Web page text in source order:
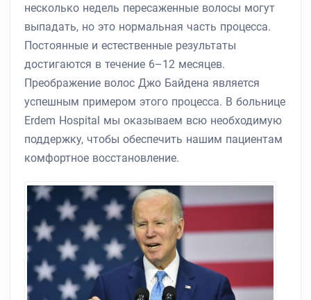
несколько недель пересаженные волосы могут
выпадать, но это нормальная часть процесса.
Постоянные и естественные результаты
достигаются в течение 6–12 месяцев.
Преображение волос Джо Байдена является
успешным примером этого процесса. В больнице
Erdem Hospital мы оказываем всю необходимую
поддержку, чтобы обеспечить нашим пациентам
комфортное восстановление.